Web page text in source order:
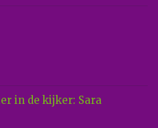
in de kijker: Sara